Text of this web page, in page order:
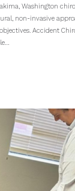
Washington
non-invasive
Accident